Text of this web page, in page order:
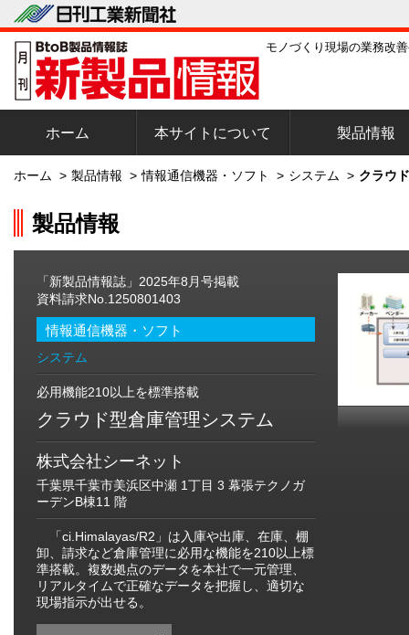
モノづくり現場の業務改
ホーム 本サイトについて 製品情報
ホーム > 製品情報 > 情報通信機器・ソフト > システム > クラウ
製品情報
「新製品情報誌」2025年8月号掲載
資料請求No.1250801403
情報通信機器・ソフト
システム
必用機能210以上を標準搭載
クラウド型倉庫管理システム
株式会社シーネット
千葉県千葉市美浜区中瀬 1丁目 3 幕張テクノガ
ーデンB棟11 階
「ci.Himalayas/R2」は入庫や出庫、在庫、棚
卸、請求など倉庫管理に必用な機能を210以上標
準搭載。複数拠点のデータを本社で一元管理、
リアルタイムで正確なデータを把握し、適切な
現場指示が出せる。